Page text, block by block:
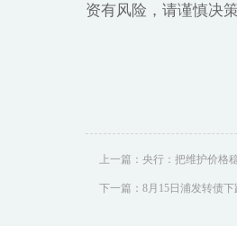
资有风险，请谨慎决
上一篇： 央行：把维护价格
下一篇： 8月15日浦发转债下